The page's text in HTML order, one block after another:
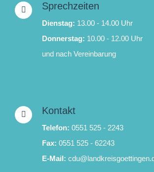
Sprechzeiten
Dienstag: 13.00 - 14.00 Uhr
Donnerstag: 10.00 - 12.00 Uhr
und nach Vereinbarung
Kontakt
Telefon: 0551 525 - 2243
Fax: 0551 525 - 62243
E-Mail: